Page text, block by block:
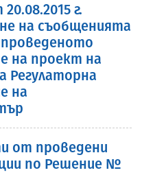
г.
на съобщенията
на проект на
Регулаторна
на
от проведени
по Решение №